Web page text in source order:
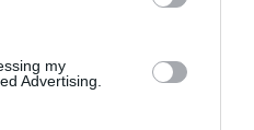
my
Advertising.